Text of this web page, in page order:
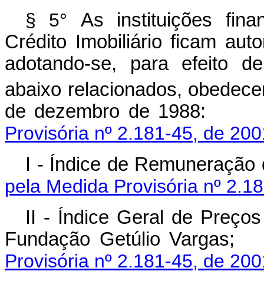
§ 5° As instituições
Crédito Imobiliário ficam
adotando-se, para efeito
abaixo relacionados,
de dezembro
Provisória nº 2.181-45, de
I - Índice de
pela Medida Provisória nº
II - Índice Geral de
Fundação
Provisória nº 2.181-45, de